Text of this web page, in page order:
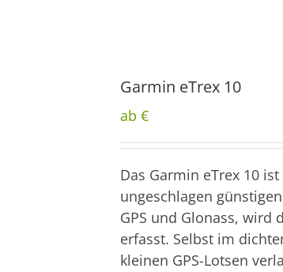
Garmin eTrex 10
ab €
Das Garmin eTrex 10
ungeschlagen
GPS und Glonass, wird
erfasst. Selbst im
kleinen GPS-Lotsen